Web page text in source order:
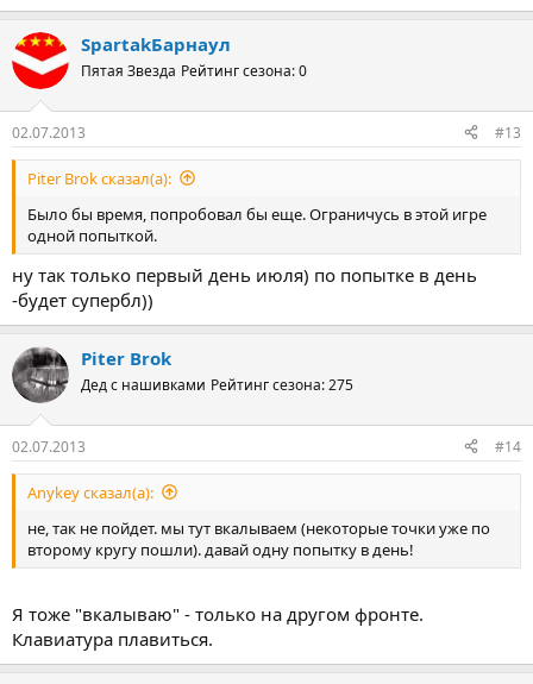
SpartakБарнаул
Пятая Звезда Рейтинг сезона: 0
02.07.2013 #13
Piter Brok сказал(а):
Было бы время, попробовал бы еще. Ограничусь в этой игре
одной попыткой.
ну так только первый день июля) по попытке в день
-будет супербл))
Piter Brok
Дед с нашивками Рейтинг сезона: 275
02.07.2013 #14
Anykey сказал(а):
не, так не пойдет. мы тут вкалываем (некоторые точки уже по
второму кругу пошли). давай одну попытку в день!
Я тоже "вкалываю" - только на другом фронте.
Клавиатура плавиться.